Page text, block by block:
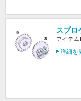
スプロ
アイテ
詳細を